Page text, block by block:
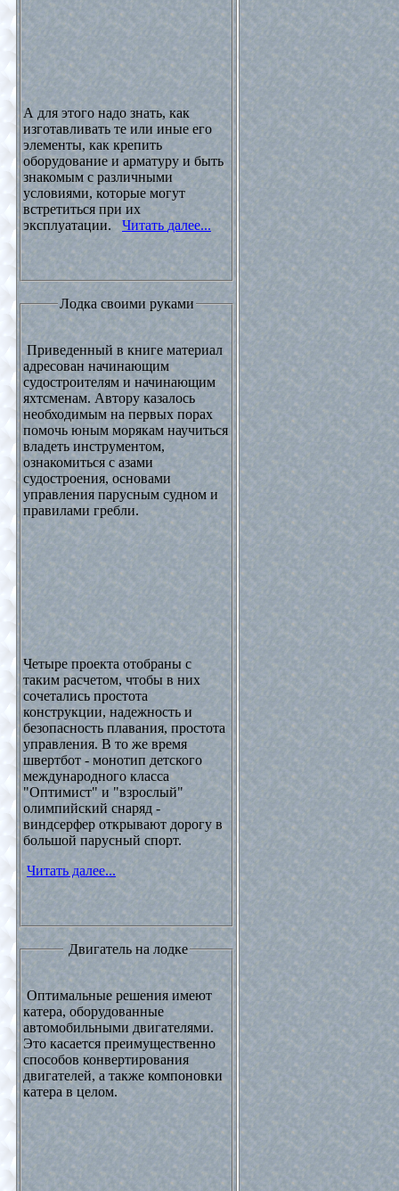
А для этого надо знать, как
изготавливать те или иные его
элементы, как крепить
оборудование и арматуру и быть
знакомым с различными
условиями, которые могут
встретиться при их
эксплуатации.
Читать далее...
Лодка своими руками
Приведенный в книге материал
адресован начинающим
судостроителям и начинающим
яхтсменам. Автору казалось
необходимым на первых порах
помочь юным морякам научиться
владеть инструментом,
ознакомиться с азами
судостроения, основами
управления парусным судном и
правилами гребли.
Четыре проекта отобраны с
таким расчетом, чтобы в них
сочетались простота
конструкции, надежность и
безопасность плавания, простота
управления. В то же время
швертбот - монотип детского
международного класса
"Оптимист" и "взрослый"
олимпийский снаряд -
виндсерфер открывают дорогу в
большой парусный спорт.
Читать далее...
Двигатель на лодке
Оптимальные решения имеют
катера, оборудованные
автомобильными двигателями.
Это касается преимущественно
способов конвертирования
двигателей, а также компоновки
катера в целом.